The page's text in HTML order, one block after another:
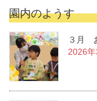
園内のようす
３月
2026